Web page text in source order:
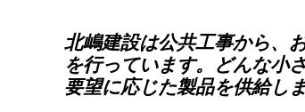
北嶋建設は公共工事から、
を行っています。どんな小
要望に応じた製品を供給しま